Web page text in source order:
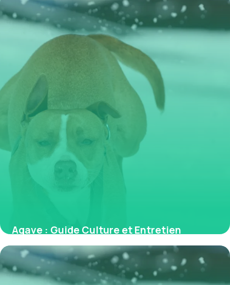
31 mai 2026
Agave : Guide Culture et Entretien
Complet
30 mai 2026